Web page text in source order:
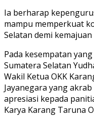
Ia berharap
mampu memperkuat
Selatan demi kemajuan
Pada kesempatan
Sumatera Selatan
Wakil Ketua OKK
Jayanegara yang
apresiasi kepada
Karya Karang Taruna